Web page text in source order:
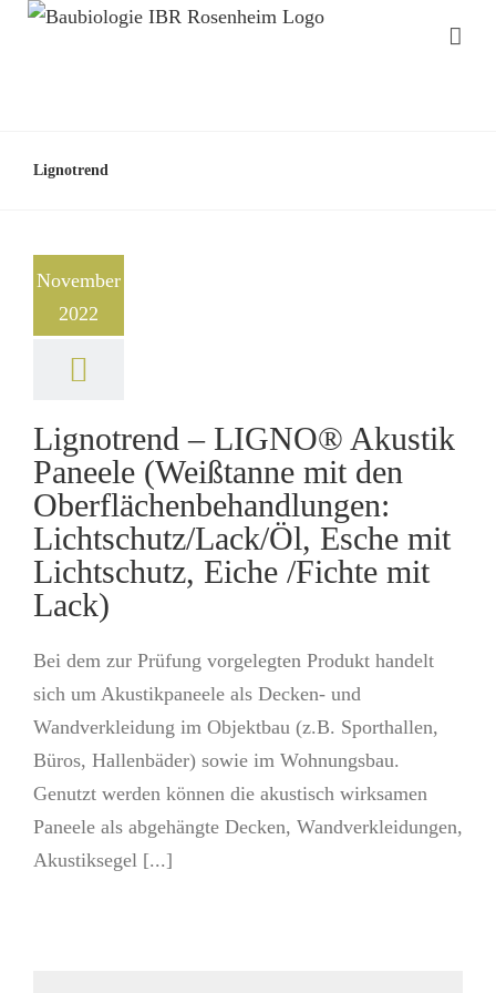
Lignotrend
November
2022
Lignotrend – LIGNO® Akustik
Paneele (Weißtanne mit den
Oberflächenbehandlungen:
Lichtschutz/Lack/Öl, Esche mit
Lichtschutz, Eiche /Fichte mit
Lack)
Bei dem zur Prüfung vorgelegten Produkt handelt
sich um Akustikpaneele als Decken- und
Wandverkleidung im Objektbau (z.B. Sporthallen,
Büros, Hallenbäder) sowie im Wohnungsbau.
Genutzt werden können die akustisch wirksamen
Paneele als abgehängte Decken, Wandverkleidungen,
Akustiksegel [...]